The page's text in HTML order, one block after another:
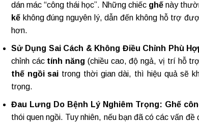
dán mác “công thái học”. Những chiếc ghế này
kếkhông đúng nguyên lý, dẫn đến không hỗ trợ
hơn.
Sử Dụng Sai Cách & Không Điều Chỉnh Phù
chỉnh các tính năng (chiều cao, độ ngả, vị trí hỗ
thế ngồi sai trong thời gian dài, thì hiệu quả sẽ
trọng.
Đau Lưng Do Bệnh Lý Nghiêm Trọng: Ghế
thói quen ngồi. Tuy nhiên, nếu bạn đã có các vấn